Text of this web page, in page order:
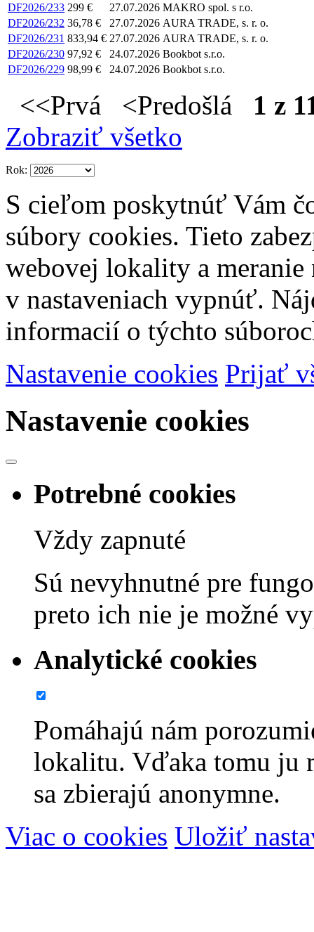
DF2026/233 299 € 27.07.2026 MAKRO spol. s r.o.
DF2026/232 36,78 € 27.07.2026 AURA TRADE, s. r. o.
DF2026/231 833,94 € 27.07.2026 AURA TRADE, s. r. o.
DF2026/230 97,92 € 24.07.2026 Bookbot s.r.o.
DF2026/229 98,99 € 24.07.2026 Bookbot s.r.o.
<<Prvá <Predošlá 1 z
Zobraziť všetko
Rok:
S cieľom poskytnúť Vám
súbory cookies. Tieto
webovej lokality a
v nastaveniach vypnúť.
informacií o týchto
Nastavenie cookies Prijať
Nastavenie cookies
Potrebné cookies
Vždy zapnuté
Sú nevyhnutné pre
preto ich nie je možné
Analytické cookies
Pomáhajú nám
lokalitu. Vďaka tomu ju
sa zbierajú anonymne.
Viac o cookies Uložiť